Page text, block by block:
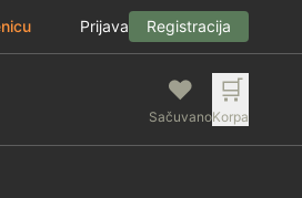
Prijava Registracija
❤️
Sačuvano
🛒
Korpa